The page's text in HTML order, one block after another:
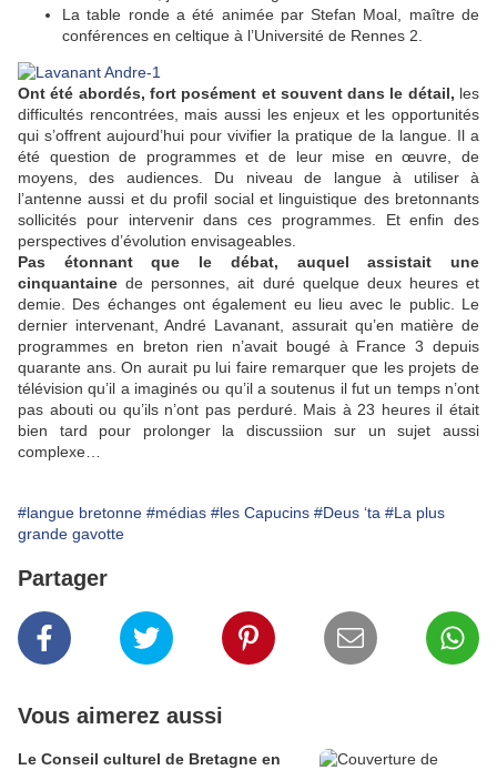
La table ronde a été animée par Stefan Moal, maître de
conférences en celtique à l’Université de Rennes 2.
Ont été abordés, fort posément et souvent dans le détail, les
difficultés rencontrées, mais aussi les enjeux et les opportunités
qui s’offrent aujourd’hui pour vivifier la pratique de la langue. Il a
été question de programmes et de leur mise en œuvre, de
moyens, des audiences. Du niveau de langue à utiliser à
l’antenne aussi et du profil social et linguistique des bretonnants
sollicités pour intervenir dans ces programmes. Et enfin des
perspectives d’évolution envisageables.
Pas étonnant que le débat, auquel assistait une
cinquantaine de personnes, ait duré quelque deux heures et
demie. Des échanges ont également eu lieu avec le public. Le
dernier intervenant, André Lavanant, assurait qu’en matière de
programmes en breton rien n’avait bougé à France 3 depuis
quarante ans. On aurait pu lui faire remarquer que les projets de
télévision qu’il a imaginés ou qu’il a soutenus il fut un temps n’ont
pas abouti ou qu’ils n’ont pas perduré. Mais à 23 heures il était
bien tard pour prolonger la discussiion sur un sujet aussi
complexe…
#langue bretonne #médias #les Capucins #Deus ‘ta #La plus
grande gavotte
Partager
Vous aimerez aussi
Le Conseil culturel de Bretagne en